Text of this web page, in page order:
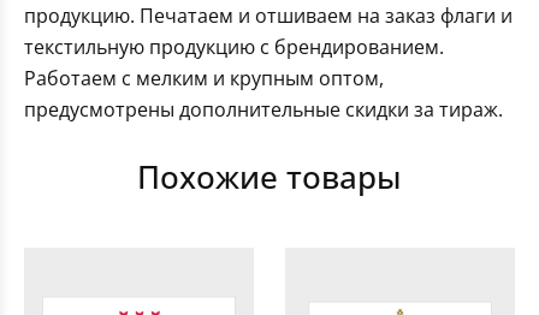
продукцию. Печатаем и отшиваем на заказ флаги и
текстильную продукцию с брендированием.
Работаем с мелким и крупным оптом,
предусмотрены дополнительные скидки за тираж.
Похожие товары